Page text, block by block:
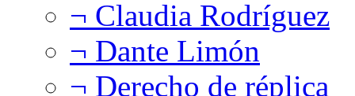
¬ Claudia Rodríguez
¬ Dante Limón
¬ Derecho de réplica